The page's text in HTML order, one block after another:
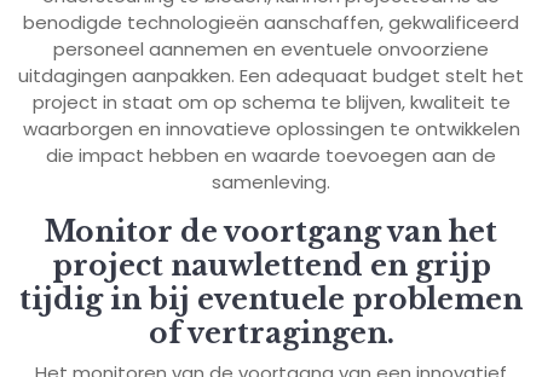
benodigde technologieën aanschaffen, gekwalificeerd
personeel aannemen en eventuele onvoorziene
uitdagingen aanpakken. Een adequaat budget stelt het
project in staat om op schema te blijven, kwaliteit te
waarborgen en innovatieve oplossingen te ontwikkelen
die impact hebben en waarde toevoegen aan de
samenleving.
Monitor de voortgang van het
project nauwlettend en grijp
tijdig in bij eventuele problemen
of vertragingen.